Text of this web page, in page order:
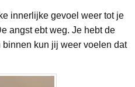
innerlijke gevoel weer tot je
angst ebt weg. Je hebt de
binnen kun jij weer voelen dat